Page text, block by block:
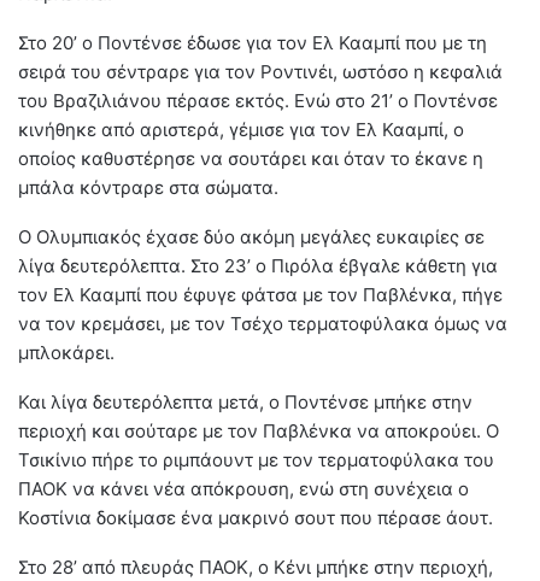
Στο 20’ ο Ποντένσε έδωσε για τον Ελ Κααμπί που με τη
σειρά του σέντραρε για τον Ροντινέι, ωστόσο η κεφαλιά
του Βραζιλιάνου πέρασε εκτός. Ενώ στο 21’ ο Ποντένσε
κινήθηκε από αριστερά, γέμισε για τον Ελ Κααμπί, ο
οποίος καθυστέρησε να σουτάρει και όταν το έκανε η
μπάλα κόντραρε στα σώματα.
Ο Ολυμπιακός έχασε δύο ακόμη μεγάλες ευκαιρίες σε
λίγα δευτερόλεπτα. Στο 23’ ο Πιρόλα έβγαλε κάθετη για
τον Ελ Κααμπί που έφυγε φάτσα με τον Παβλένκα, πήγε
να τον κρεμάσει, με τον Τσέχο τερματοφύλακα όμως να
μπλοκάρει.
Και λίγα δευτερόλεπτα μετά, ο Ποντένσε μπήκε στην
περιοχή και σούταρε με τον Παβλένκα να αποκρούει. Ο
Τσικίνιο πήρε το ριμπάουντ με τον τερματοφύλακα του
ΠΑΟΚ να κάνει νέα απόκρουση, ενώ στη συνέχεια ο
Κοστίνια δοκίμασε ένα μακρινό σουτ που πέρασε άουτ.
Στο 28’ από πλευράς ΠΑΟΚ, ο Κένι μπήκε στην περιοχή,